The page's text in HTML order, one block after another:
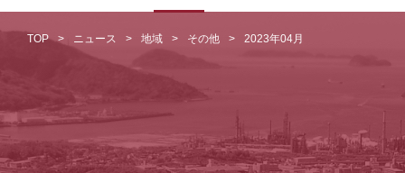
TOP ニュース 地域 その他 2023年04月